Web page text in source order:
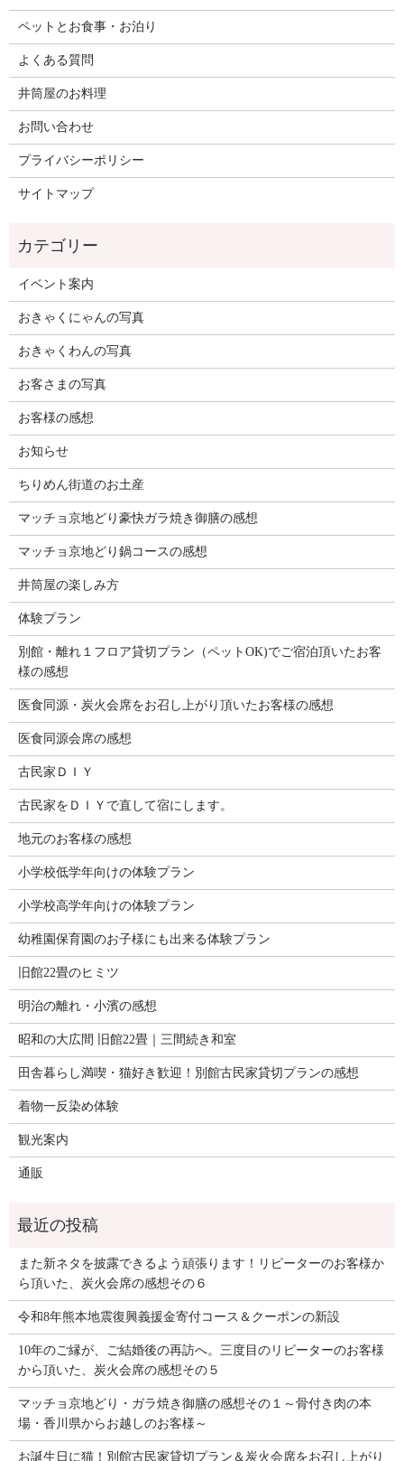
ペットとお食事・お泊り
よくある質問
井筒屋のお料理
お問い合わせ
プライバシーポリシー
サイトマップ
イベント案内
おきゃくにゃんの写真
おきゃくわんの写真
お客さまの写真
お客様の感想
お知らせ
ちりめん街道のお土産
マッチョ京地どり豪快ガラ焼き御膳の感想
マッチョ京地どり鍋コースの感想
井筒屋の楽しみ方
体験プラン
別館・離れ１フロア貸切プラン（ペットOK)でご宿泊頂いたお客
様の感想
医食同源・炭火会席をお召し上がり頂いたお客様の感想
医食同源会席の感想
古民家ＤＩＹ
古民家をＤＩＹで直して宿にします。
地元のお客様の感想
小学校低学年向けの体験プラン
小学校高学年向けの体験プラン
幼稚園保育園のお子様にも出来る体験プラン
旧館22畳のヒミツ
明治の離れ・小濱の感想
昭和の大広間 旧館22畳｜三間続き和室
田舎暮らし満喫・猫好き歓迎！別館古民家貸切プランの感想
着物一反染め体験
観光案内
通販
また新ネタを披露できるよう頑張ります！リピーターのお客様か
ら頂いた、炭火会席の感想その６
令和8年熊本地震復興義援金寄付コース＆クーポンの新設
10年のご縁が、ご結婚後の再訪へ。三度目のリピーターのお客様
から頂いた、炭火会席の感想その５
マッチョ京地どり・ガラ焼き御膳の感想その１～骨付き肉の本
場・香川県からお越しのお客様～
お誕生日に猫！別館古民家貸切プラン＆炭火会席をお召し上がり